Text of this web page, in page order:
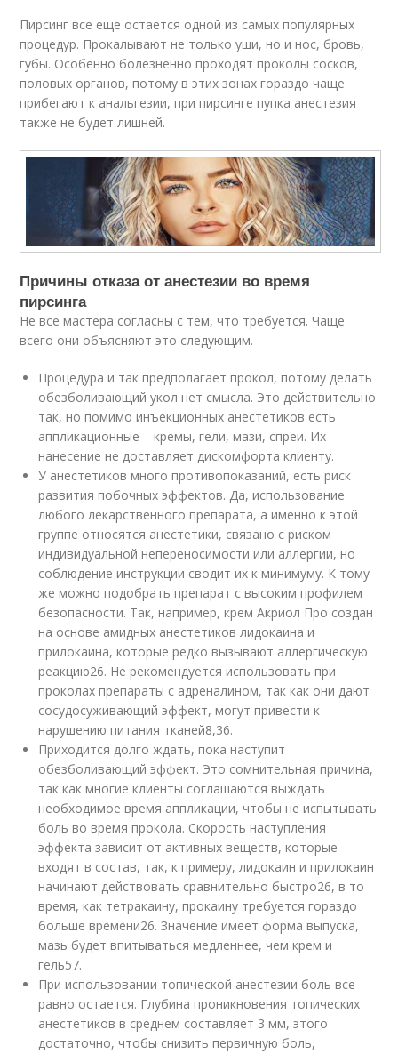
Пирсинг все еще остается одной из самых популярных
процедур. Прокалывают не только уши, но и нос, бровь,
губы. Особенно болезненно проходят проколы сосков,
половых органов, потому в этих зонах гораздо чаще
прибегают к анальгезии, при пирсинге пупка анестезия
также не будет лишней.
Причины отказа от анестезии во время
пирсинга
Не все мастера согласны с тем, что требуется. Чаще
всего они объясняют это следующим.
Процедура и так предполагает прокол, потому делать
обезболивающий укол нет смысла. Это действительно
так, но помимо инъекционных анестетиков есть
аппликационные – кремы, гели, мази, спреи. Их
нанесение не доставляет дискомфорта клиенту.
У анестетиков много противопоказаний, есть риск
развития побочных эффектов. Да, использование
любого лекарственного препарата, а именно к этой
группе относятся анестетики, связано с риском
индивидуальной непереносимости или аллергии, но
соблюдение инструкции сводит их к минимуму. К тому
же можно подобрать препарат с высоким профилем
безопасности. Так, например, крем Акриол Про создан
на основе амидных анестетиков лидокаина и
прилокаина, которые редко вызывают аллергическую
реакцию26. Не рекомендуется использовать при
проколах препараты с адреналином, так как они дают
сосудосуживающий эффект, могут привести к
нарушению питания тканей8,36.
Приходится долго ждать, пока наступит
обезболивающий эффект. Это сомнительная причина,
так как многие клиенты соглашаются выждать
необходимое время аппликации, чтобы не испытывать
боль во время прокола. Скорость наступления
эффекта зависит от активных веществ, которые
входят в состав, так, к примеру, лидокаин и прилокаин
начинают действовать сравнительно быстро26, в то
время, как тетракаину, прокаину требуется гораздо
больше времени26. Значение имеет форма выпуска,
мазь будет впитываться медленнее, чем крем и
гель57.
При использовании топической анестезии боль все
равно остается. Глубина проникновения топических
анестетиков в среднем составляет 3 мм, этого
достаточно, чтобы снизить первичную боль,